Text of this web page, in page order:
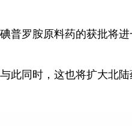
碘普罗胺原料药的获批将
与此同时，这也将扩大北